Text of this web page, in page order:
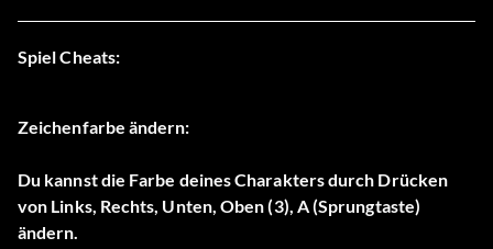
Spiel Cheats:
Zeichenfarbe ändern:
Du kannst die Farbe deines Charakters durch Drücken
von Links, Rechts, Unten, Oben (3), A (Sprungtaste)
ändern.